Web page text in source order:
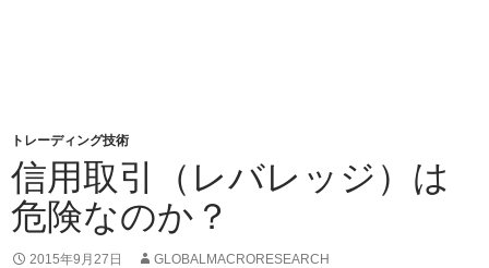
トレーディング技術
信用取引（レバレッジ）は
危険なのか？
2015年9月27日 GLOBALMACRORESEARCH